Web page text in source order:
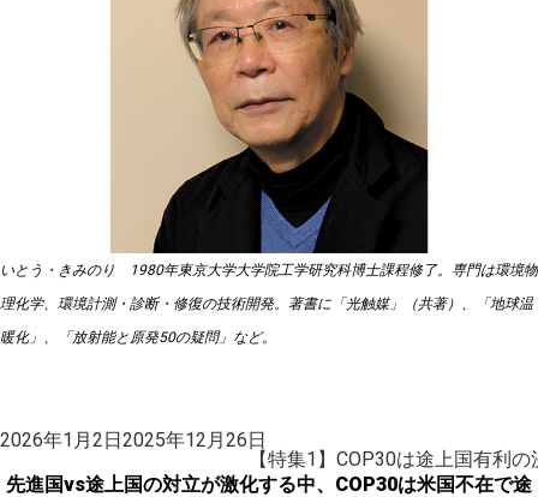
いとう・きみのり 1980年東京大学大学院工学研究科博士課程修了。専門は環境物
理化学、環境計測・診断・修復の技術開発。著書に「光触媒」（共著）、「地球温
暖化」、「放射能と原発50の疑問」など。
投
日:
2026年1月2日2025年12月26日
【特集1】COP30は途上国有利
先進国vs途上国の対立が激化する中、COP30は米国不在で途